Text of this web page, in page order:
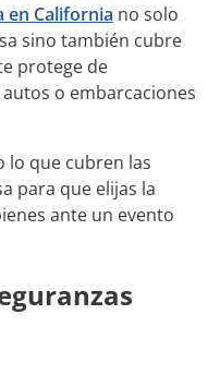
en California no solo
sino también cubre
protege de
o embarcaciones
lo que cubren las
para que elijas la
ante un evento